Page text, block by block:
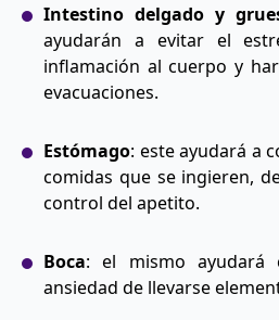
Intestino delgado y
ayudarán a evitar el
inflamación al cuerpo y
evacuaciones.
Estómago: este ayudará a
comidas que se ingieren,
control del apetito.
Boca: el mismo
ansiedad de llevarse